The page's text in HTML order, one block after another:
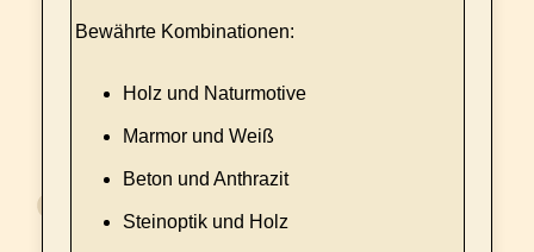
Bewährte Kombinationen:
Holz und Naturmotive
Marmor und Weiß
Beton und Anthrazit
Steinoptik und Holz